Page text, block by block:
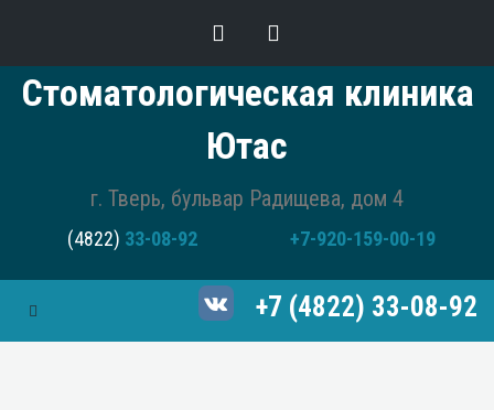
Стоматологическая клиника
Ютас
г. Тверь, бульвар Радищева, дом 4
(4822) 33-08-92 +7-920-159-00-19
Toggle Navigation +7 (4822) 33-08-92